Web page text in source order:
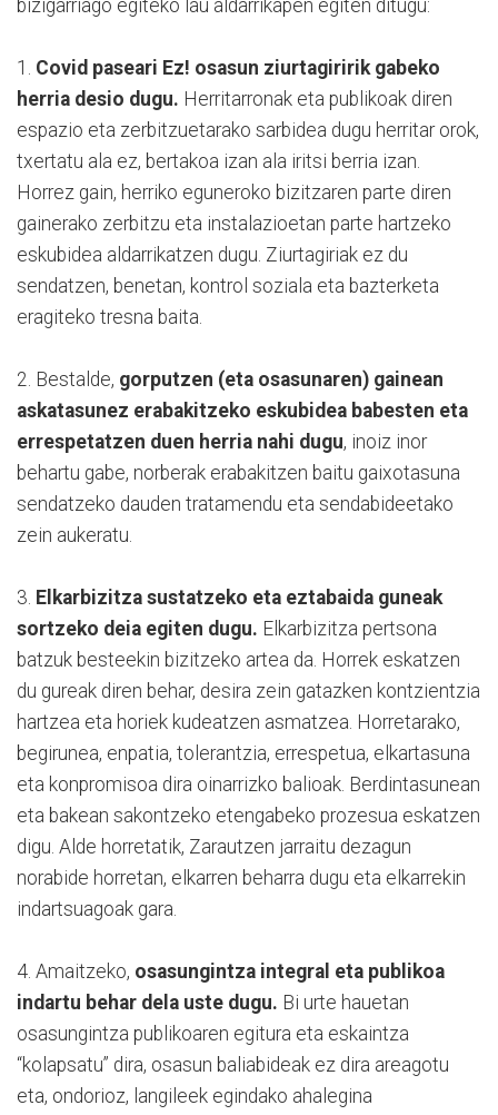
bizigarriago egiteko lau aldarrikapen egiten ditugu:
1. Covid paseari Ez! osasun ziurtagiririk gabeko
herria desio dugu. Herritarronak eta publikoak diren
espazio eta zerbitzuetarako sarbidea dugu herritar orok,
txertatu ala ez, bertakoa izan ala iritsi berria izan.
Horrez gain, herriko eguneroko bizitzaren parte diren
gainerako zerbitzu eta instalazioetan parte hartzeko
eskubidea aldarrikatzen dugu. Ziurtagiriak ez du
sendatzen, benetan, kontrol soziala eta bazterketa
eragiteko tresna baita.
2. Bestalde, gorputzen (eta osasunaren) gainean
askatasunez erabakitzeko eskubidea babesten eta
errespetatzen duen herria nahi dugu, inoiz inor
behartu gabe, norberak erabakitzen baitu gaixotasuna
sendatzeko dauden tratamendu eta sendabideetako
zein aukeratu.
3. Elkarbizitza sustatzeko eta eztabaida guneak
sortzeko deia egiten dugu. Elkarbizitza pertsona
batzuk besteekin bizitzeko artea da. Horrek eskatzen
du gureak diren behar, desira zein gatazken kontzientzia
hartzea eta horiek kudeatzen asmatzea. Horretarako,
begirunea, enpatia, tolerantzia, errespetua, elkartasuna
eta konpromisoa dira oinarrizko balioak. Berdintasunean
eta bakean sakontzeko etengabeko prozesua eskatzen
digu. Alde horretatik, Zarautzen jarraitu dezagun
norabide horretan, elkarren beharra dugu eta elkarrekin
indartsuagoak gara.
4. Amaitzeko, osasungintza integral eta publikoa
indartu behar dela uste dugu. Bi urte hauetan
osasungintza publikoaren egitura eta eskaintza
“kolapsatu” dira, osasun baliabideak ez dira areagotu
eta, ondorioz, langileek egindako ahalegina